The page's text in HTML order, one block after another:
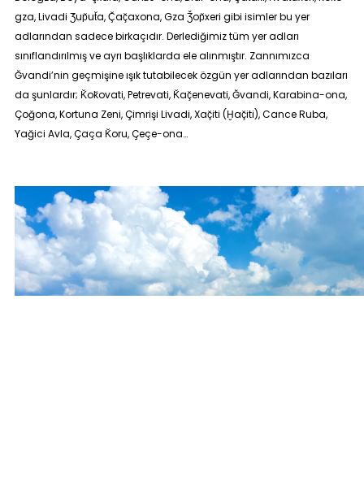
gza, Livadi Ʒ̆up̆ut̆a, Ç̆aç̆axona, Gza Ǯop̆xeri gibi isimler bu yer
adlarından sadece birkaçıdır. Derlediğimiz tüm yer adları
sınıflandırılmış ve ayrı başlıklarda ele alınmıştır. Zannımızca
Ğvandi’nin geçmişine ışık tutabilecek özgün yer adlarından bazıları
da şunlardır; K̆ok̆ovati, Petrevati, K̆aç̆enevati, Ğvandi, Karabina-ona,
Çoğona, Kortuna Zeni, Çimrişi Livadi, Xaç̆iti (Ḫaç̆iti), Cance Ruba,
Yağici Avla, Çaça K̆oru, Çeçe-ona…